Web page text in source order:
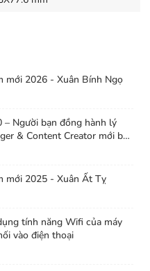
điện thoại thông
xã hội một cách đơn giản
qua ứng dụng Camera
này được cung cấp miễn
mới 2026 - Xuân Bính Ngọ
– Người bạn đồng hành lý
& Content Creator mới bắt
mới 2025 - Xuân Ất Tỵ
tính năng Wifi của máy
vào điện thoại